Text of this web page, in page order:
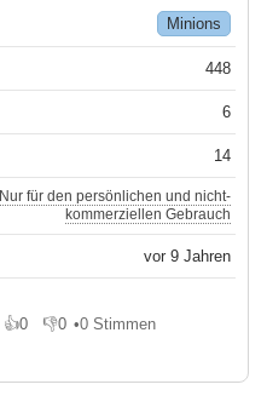
Minions
448
6
14
Nur für den persönlichen und nicht-
kommerziellen Gebrauch
vor 9 Jahren
👍0
Gefällt mir
👎0
Gefällt mir nicht
•0 Stimmen